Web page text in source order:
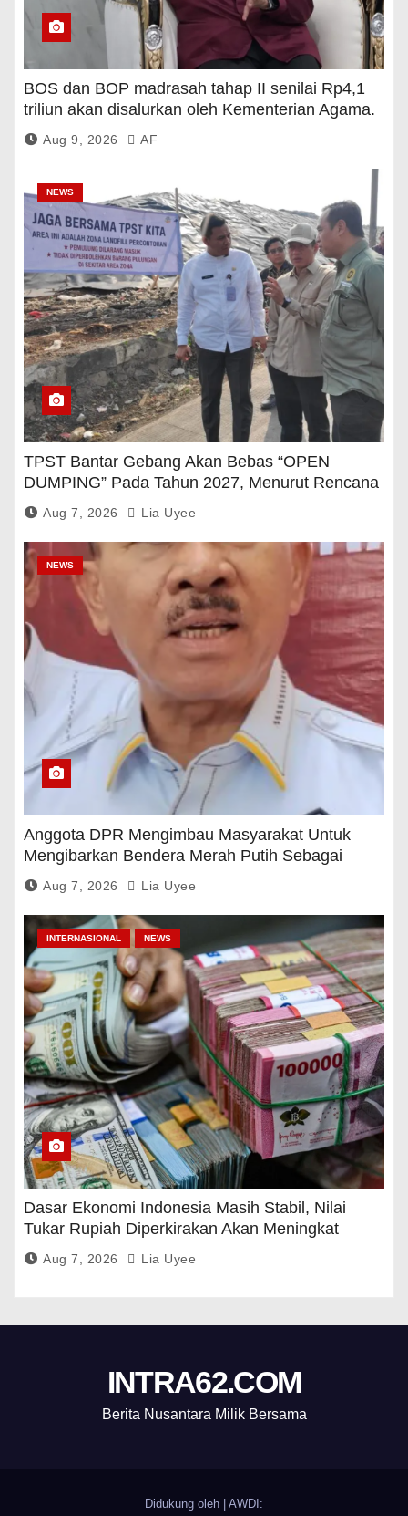
BOS dan BOP madrasah tahap II senilai Rp4,1
triliun akan disalurkan oleh Kementerian Agama.
Aug 9, 2026 AF
NEWS
TPST Bantar Gebang Akan Bebas “OPEN
DUMPING” Pada Tahun 2027, Menurut Rencana
Pemerintah
Aug 7, 2026 Lia Uyee
NEWS
Anggota DPR Mengimbau Masyarakat Untuk
Mengibarkan Bendera Merah Putih Sebagai
Tanda Rasa Terima Kasih
Aug 7, 2026 Lia Uyee
INTERNASIONAL NEWS
Dasar Ekonomi Indonesia Masih Stabil, Nilai
Tukar Rupiah Diperkirakan Akan Meningkat
Aug 7, 2026 Lia Uyee
INTRA62.COM
Berita Nusantara Milik Bersama
Didukung oleh AWDI: